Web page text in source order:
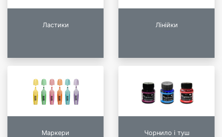
Ластики Лінійки
Маркери Чорнило і туш